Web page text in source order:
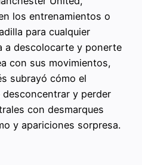
los entrenamientos o
para cualquier
a descolocarte y ponerte
con sus movimientos,
subrayó cómo el
y perder
con desmarques
y apariciones sorpresa.